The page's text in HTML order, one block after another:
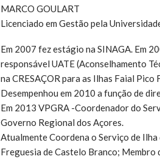
MARCO GOULART
Licenciado em Gestão pela
Em 2007 fez estágio na SINAGA. Em
responsável UATE (Aconselhamento
na CRESAÇOR para as Ilhas Faial
Desempenhou em 2010 a função de
Em 2013 VPGRA -Coordenador do
Governo Regional dos Açores.
Atualmente Coordena o Serviço de
Freguesia de Castelo Branco; Membro